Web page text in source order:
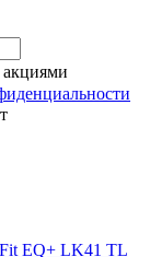
акциями